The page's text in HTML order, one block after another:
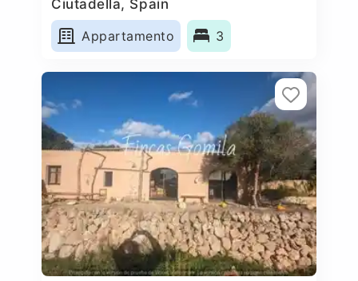
Ciutadella, Spain
Appartamento
3